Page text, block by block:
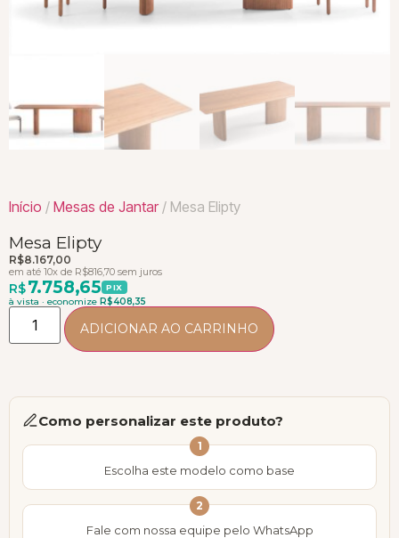
Início / Mesas de Jantar / Mesa Elipty
Mesa Elipty
R$8.167,00
em até 10x de R$816,70 sem juros
R$ 7.758,65 PIX
à vista · economize R$408,35
ADICIONAR AO CARRINHO
Como personalizar este produto?
1
Escolha este modelo como base
2
Fale com nossa equipe pelo WhatsApp